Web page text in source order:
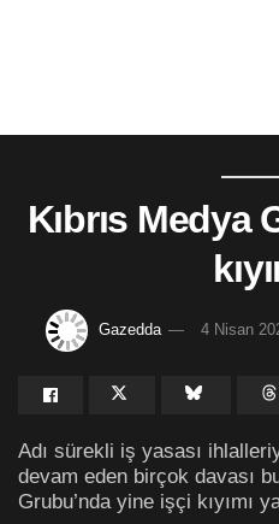
Kıbrıs Medya
Gazedda 4 Nisan
Adı sürekli iş yasası
devam eden birçok davası
Grubu’nda yine işçi kıyımı